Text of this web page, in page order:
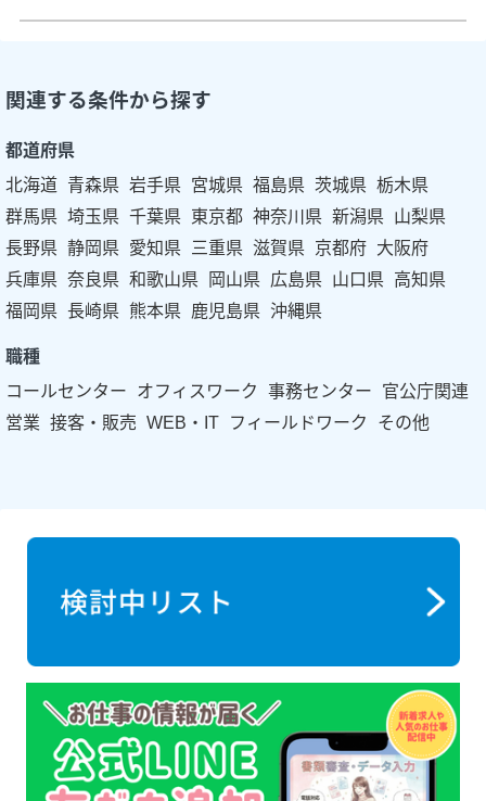
関連する条件から探す
都道府県
北海道 青森県 岩手県 宮城県 福島県 茨城県 栃木県
群馬県 埼玉県 千葉県 東京都 神奈川県 新潟県 山梨県
長野県 静岡県 愛知県 三重県 滋賀県 京都府 大阪府
兵庫県 奈良県 和歌山県 岡山県 広島県 山口県 高知県
福岡県 長崎県 熊本県 鹿児島県 沖縄県
職種
コールセンター
オフィスワーク 事務センター
官公庁関連
営業 接客・販売 WEB・IT フィールドワーク その他